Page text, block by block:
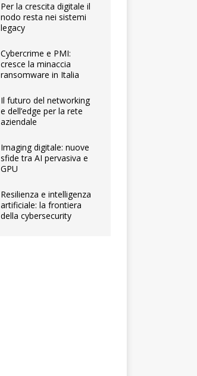
Per la crescita digitale il
nodo resta nei sistemi
legacy
Cybercrime e PMI:
cresce la minaccia
ransomware in Italia
Il futuro del networking
e dell’edge per la rete
aziendale
Imaging digitale: nuove
sfide tra AI pervasiva e
GPU
Resilienza e intelligenza
artificiale: la frontiera
della cybersecurity